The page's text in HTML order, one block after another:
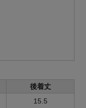
後着丈
15.5